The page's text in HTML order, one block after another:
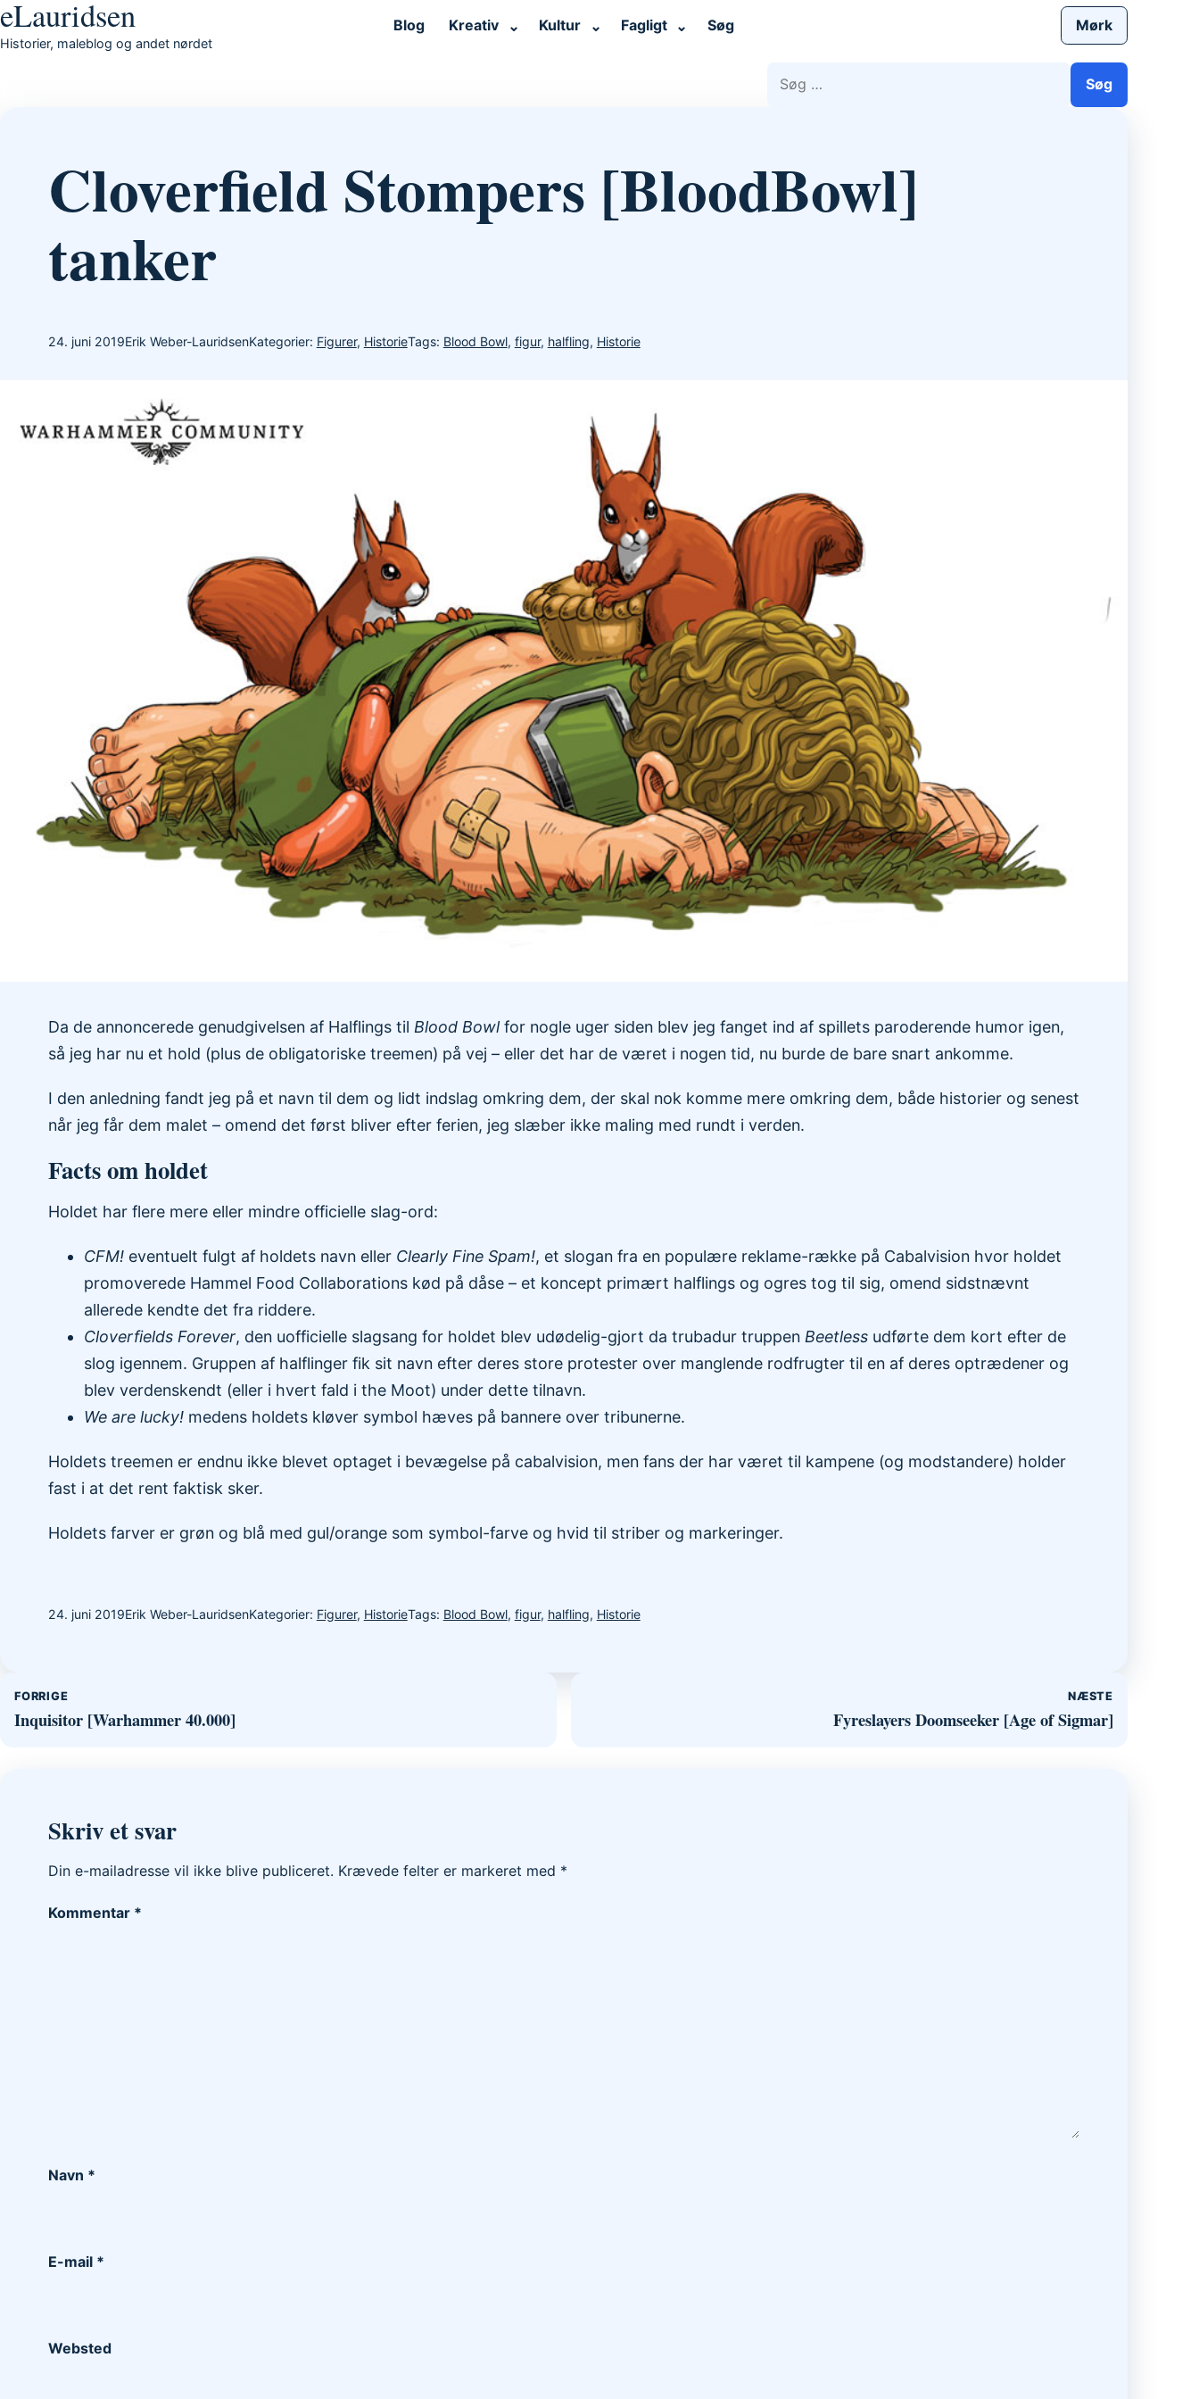
Gå til indhold
eLauridsen
Historier, maleblog og andet nørdet
Mørk
Blog Kreativ ⌄ Kultur ⌄ Fagligt ⌄ Søg
Søg
Cloverfield Stompers [BloodBowl]
tanker
24. juni 2019Erik Weber-LauridsenKategorier: Figurer, HistorieTags: Blood Bowl, figur, halfling, Historie
Da de annoncerede genudgivelsen af Halflings til Blood Bowlfor nogle uger siden blev jeg fanget ind af spillets paroderende humor igen,
så jeg har nu et hold (plus de obligatoriske treemen) på vej – eller det har de været i nogen tid, nu burde de bare snart ankomme.
I den anledning fandt jeg på et navn til dem og lidt indslag omkring dem, der skal nok komme mere omkring dem, både historier og senest
når jeg får dem malet – omend det først bliver efter ferien, jeg slæber ikke maling med rundt i verden.
Facts om holdet
Holdet har flere mere eller mindre officielle slag-ord:
CFM! eventuelt fulgt af holdets navn eller Clearly Fine Spam!, et slogan fra en populære reklame-række på Cabalvision hvor holdet
promoverede Hammel Food Collaborations kød på dåse – et koncept primært halflings og ogres tog til sig, omend sidstnævnt
allerede kendte det fra riddere.
Cloverfields Forever, den uofficielle slagsang for holdet blev udødelig-gjort da trubadur truppen Beetlessudførte dem kort efter de
slog igennem. Gruppen af halflinger fik sit navn efter deres store protester over manglende rodfrugter til en af deres optrædener og
blev verdenskendt (eller i hvert fald i the Moot) under dette tilnavn.
We are lucky!medens holdets kløver symbol hæves på bannere over tribunerne.
Holdets treemen er endnu ikke blevet optaget i bevægelse på cabalvision, men fans der har været til kampene (og modstandere) holder
fast i at det rent faktisk sker.
Holdets farver er grøn og blå med gul/orange som symbol-farve og hvid til striber og markeringer.
24. juni 2019Erik Weber-LauridsenKategorier: Figurer, HistorieTags: Blood Bowl, figur, halfling, Historie
Indlægsnavigation
FORRIGE
Inquisitor [Warhammer 40.000]
NÆSTE
Fyreslayers Doomseeker [Age of Sigmar]
Skriv et svar
Din e-mailadresse vil ikke blive publiceret. Krævede felter er markeret med *
Kommentar *
Navn *
E-mail *
Websted